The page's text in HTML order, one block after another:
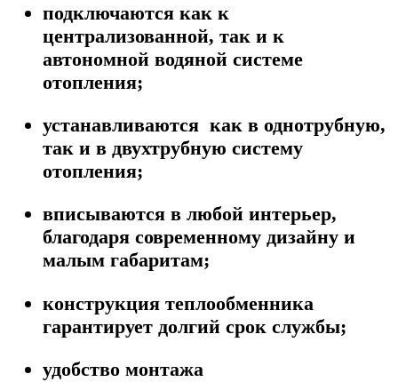
подключаются как к
централизованной, так и к
автономной водяной системе
отопления;
устанавливаются как в однотрубную,
так и в двухтрубную систему
отопления;
вписываются в любой интерьер,
благодаря современному дизайну и
малым габаритам;
конструкция теплообменника
гарантирует долгий срок службы;
удобство монтажа